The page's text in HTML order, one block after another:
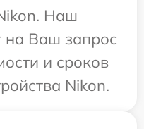
Наш
на Ваш запрос
и сроков
Nikon.